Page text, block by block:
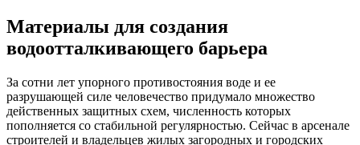
Материалы для создания
водоотталкивающего барьера
За сотни лет упорного противостояния воде и ее
разрушающей силе человечество придумало множество
действенных защитных схем, численность которых
пополняется со стабильной регулярностью. Сейчас в арсенале
строителей и владельцев жилых загородных и городских